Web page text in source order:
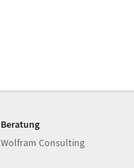
Beratung
Wolfram Consulting